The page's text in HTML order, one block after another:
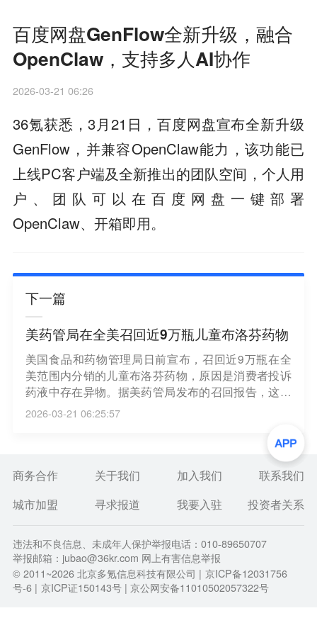
百度网盘GenFlow全新升级，融合
OpenClaw，支持多人AI协作
2026-03-21 06:26
36氪获悉，3月21日，百度网盘宣布全新升级
GenFlow，并兼容OpenClaw能力，该功能已
上线PC客户端及全新推出的团队空间，个人用
户、团队可以在百度网盘一键部署
OpenClaw、开箱即用。
下一篇
美药管局在全美召回近9万瓶儿童布洛芬药物
美国食品和药物管理局日前宣布，召回近9万瓶在全
美范围内分销的儿童布洛芬药物，原因是消费者投诉
药液中存在异物。据美药管局发布的召回报告，这批
药物由总部位于印度班加罗尔的国际药企进步制药公
混悬液”，规格为每5毫升含布洛芬有效成分100毫
克，瓶装容量120毫升。此次召回涉及的产品共计895
92瓶，有效期至2027年1月31日。（新华社）
2026-03-21 06:25:57
商务合作 关于我们 加入我们
联系我们
城市加盟
寻求报道 我要入驻 投资者关系
违法和不良信息、未成年人保护举报电话：010-89650707
举报邮箱：jubao@36kr.com 网上有害信息举报
© 2011~2026北京多氪信息科技有限公司 | 京ICP备12031756
号-6 | 京ICP证150143号 | 京公网安备11010502057322号